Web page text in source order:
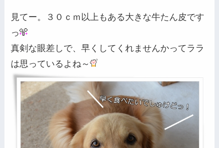
見てー。３０ｃｍ以上もある大きな牛たん皮です
っ
真剣な眼差しで、早くしてくれませんかってララ
は思っているよね～